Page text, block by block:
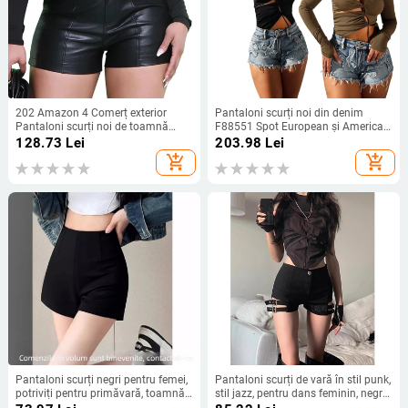
202 Amazon 4 Comerț exterior
Pantaloni scurți noi de toamnă
pentru femei Pantaloni din piele PU
128.73 Lei
add_shopping_cart
Pantaloni scurți noi din denim
F88551 Spot European și American
Amazon, pantaloni scurți din denim
cu cruce elastică brodată, vânduți
la preț redus
203.98 Lei
add_shopping_cart
Pantaloni scurți negri pentru femei,
potriviți pentru primăvară, toamnă
Pantaloni scurți de vară în stil punk,
stil jazz, pentru dans feminin, negri,